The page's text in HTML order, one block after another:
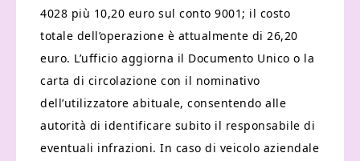
4028 più 10,20 euro sul conto 9001; il costo
totale dell’operazione è attualmente di 26,20
euro. L’ufficio aggiorna il Documento Unico o la
carta di circolazione con il nominativo
dell’utilizzatore abituale, consentendo alle
autorità di identificare subito il responsabile di
eventuali infrazioni. In caso di veicolo aziendale